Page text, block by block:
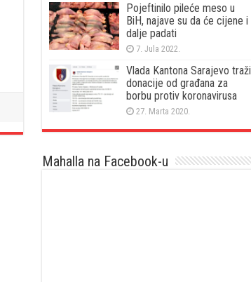
Pojeftinilo pileće meso u
BiH, najave su da će cijene i
dalje padati
7. Jula 2022.
Vlada Kantona Sarajevo traži
donacije od građana za
borbu protiv koronavirusa
27. Marta 2020.
Mahalla na Facebook-u